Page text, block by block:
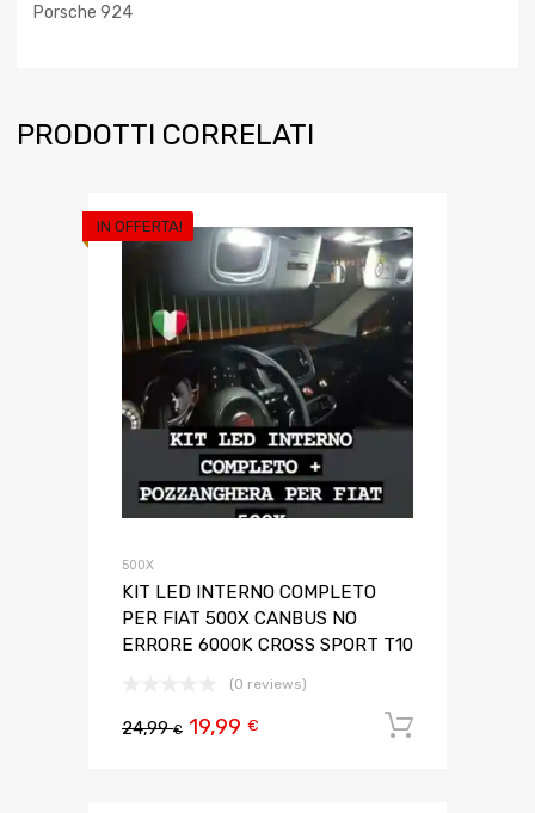
Porsche 924
PRODOTTI CORRELATI
IN OFFERTA!
500X
KIT LED INTERNO COMPLETO
PER FIAT 500X CANBUS NO
ERRORE 6000K CROSS SPORT T10
(0 reviews)
24,99€ 19,99 €